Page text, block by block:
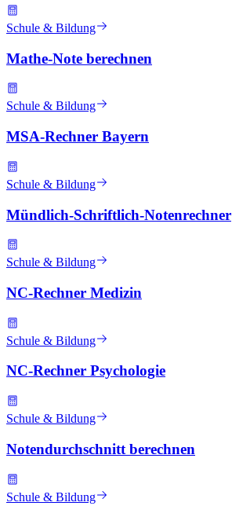
Schule & Bildung
Mathe-Note berechnen
Schule & Bildung
MSA-Rechner Bayern
Schule & Bildung
Mündlich-Schriftlich-Notenrechner
Schule & Bildung
NC-Rechner Medizin
Schule & Bildung
NC-Rechner Psychologie
Schule & Bildung
Notendurchschnitt berechnen
Schule & Bildung